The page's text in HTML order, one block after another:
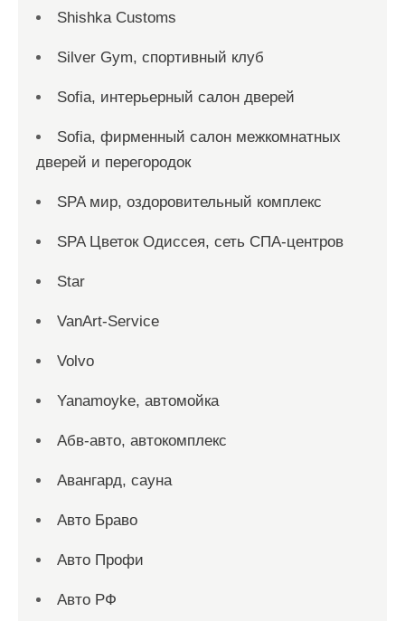
Shishka Customs
Silver Gym, спортивный клуб
Sofia, интерьерный салон дверей
Sofia, фирменный салон межкомнатных
дверей и перегородок
SPA мир, оздоровительный комплекс
SPA Цветок Одиссея, сеть СПА-центров
Star
VanArt-Service
Volvo
Yanamoyke, автомойка
Абв-авто, автокомплекс
Авангард, сауна
Авто Браво
Авто Профи
Авто РФ